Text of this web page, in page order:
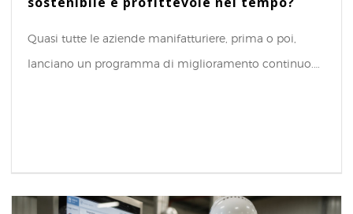
Quasi tutte le aziende manifatturiere, prima o poi,
lanciano un programma di miglioramento continuo.…